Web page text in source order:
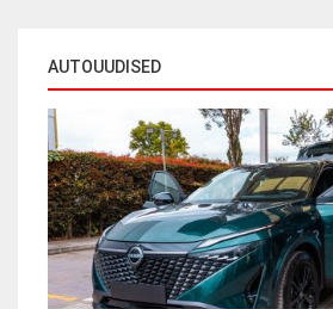
AUTOUUDISED